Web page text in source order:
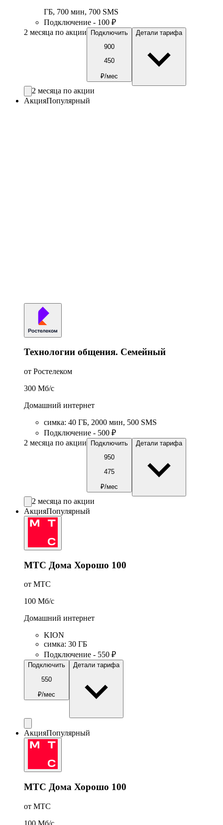
ГБ, 700 мин, 700 SMS
Подключение - 100 ₽
2 месяца по акции
Подключить
900
450
₽/мес
Детали тарифа
2 месяца по акции
АкцияПопулярный
Технологии общения. Семейный
от Ростелеком
300 Мб/c
Домашний интернет
симка: 40 ГБ, 2000 мин, 500 SMS
Подключение - 500 ₽
2 месяца по акции
Подключить
950
475
₽/мес
Детали тарифа
2 месяца по акции
АкцияПопулярный
МТС Дома Хорошо 100
от МТС
100 Мб/c
Домашний интернет
KION
симка: 30 ГБ
Подключение - 550 ₽
Подключить
550
₽/мес
Детали тарифа
АкцияПопулярный
МТС Дома Хорошо 100
от МТС
100 Мб/c